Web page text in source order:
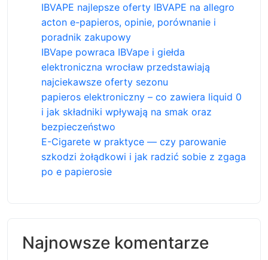
IBVAPE najlepsze oferty IBVAPE na allegro
acton e-papieros, opinie, porównanie i
poradnik zakupowy
IBVape powraca IBVape i giełda
elektroniczna wrocław przedstawiają
najciekawsze oferty sezonu
papieros elektroniczny – co zawiera liquid 0
i jak składniki wpływają na smak oraz
bezpieczeństwo
E-Cigarete w praktyce — czy parowanie
szkodzi żołądkowi i jak radzić sobie z zgaga
po e papierosie
Najnowsze komentarze